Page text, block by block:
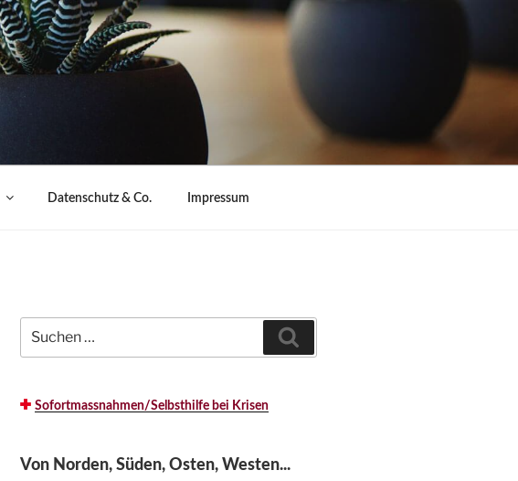
Datenschutz & Co. Impressum
nach:
Sofortmassnahmen/Selbsthilfe bei Krisen
Von Norden, Süden, Osten, Westen...